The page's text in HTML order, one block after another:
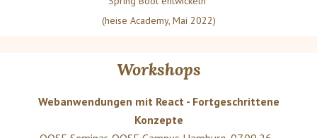
(heise Academy, Mai 2022)
Workshops
Webanwendungen mit React - Fortgeschrittene
Konzepte